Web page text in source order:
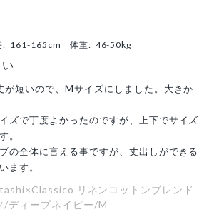
: 161-165cm 体重: 46-50kg
が短いので、Mサイズにしました。大きか
ズで丁度よかったのですが、上下でサイズ
。
の全体に言える事ですが、丈出しができる
ます。
リネンコットンブレンド
/ディープネイビー/M